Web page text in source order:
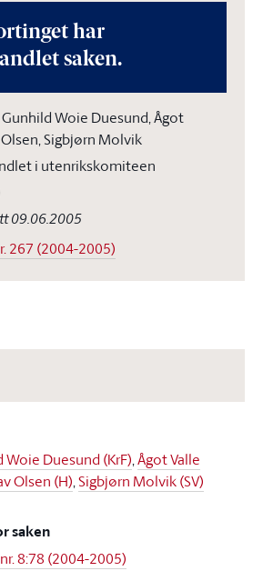
har
saken.
Gunhild Woie Duesund, Ågot
Olsen, Sigbjørn Molvik
i utenrikskomiteen
09.06.2005
267 (2004-2005)
Woie Duesund (KrF),Ågot Valle
Olsen (H),Sigbjørn Molvik (SV)
saken
8:78 (2004-2005)